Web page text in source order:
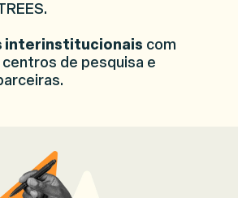
interinstitucionais com
de pesquisa e